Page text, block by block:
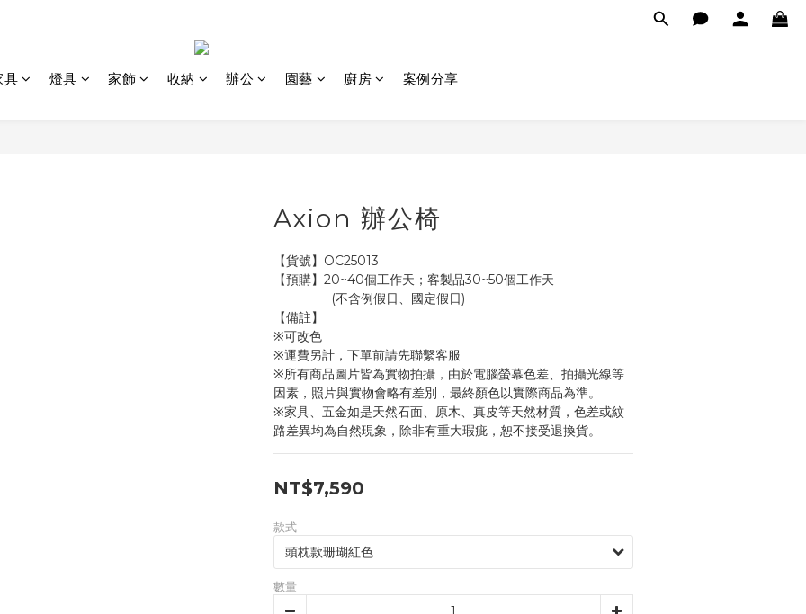
具 燈具 家飾 收納 辦公 園藝 廚房 案例分享
Axion 辦公椅
【貨號】OC25013
【預購】20~40個工作天；客製品30~50個工作天
                (不含例假日、國定假日)
【備註】
※可改色
※運費另計，下單前請先聯繫客服
※所有商品圖片皆為實物拍攝，由於電腦螢幕色差、拍攝光線等
因素，照片與實物會略有差別，最終顏色以實際商品為準。
※家具、五金如是天然石面、原木、真皮等天然材質，色差或紋
路差異均為自然現象，除非有重大瑕疵，恕不接受退換貨。
NT$7,590
款式
數量